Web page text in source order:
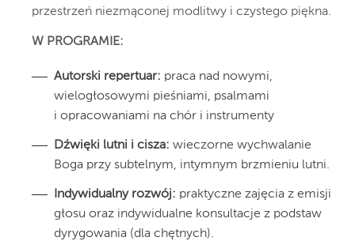
przestrzeń niezmąconej modlitwy i czystego piękna.
W PROGRAMIE:
Autorski repertuar: praca nad nowymi,
wielogłosowymi pieśniami, psalmami
i opracowaniami na chór i instrumenty
Dźwięki lutni i cisza: wieczorne wychwalanie
Boga przy subtelnym, intymnym brzmieniu lutni.
Indywidualny rozwój: praktyczne zajęcia z emisji
głosu oraz indywidualne konsultacje z podstaw
dyrygowania (dla chętnych).